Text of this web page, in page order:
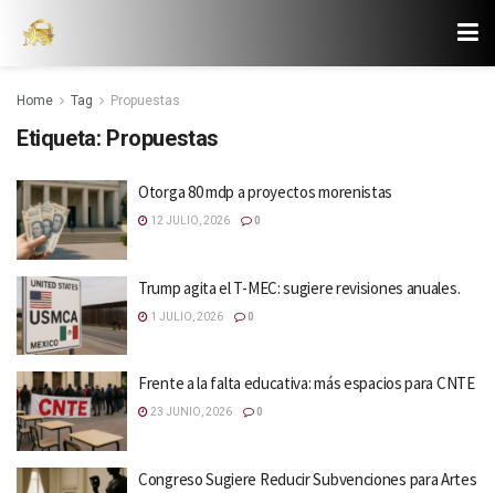
Home Tag Propuestas
Etiqueta: Propuestas
Otorga 80 mdp a proyectos morenistas
12 JULIO, 2026 0
Trump agita el T-MEC: sugiere revisiones anuales.
1 JULIO, 2026 0
Frente a la falta educativa: más espacios para CNTE
23 JUNIO, 2026 0
Congreso Sugiere Reducir Subvenciones para Artes